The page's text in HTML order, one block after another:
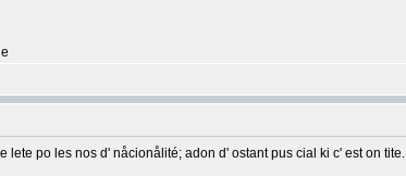
lete po les nos d' nåcionålité; adon d' ostant pus cial ki c' est on tite.